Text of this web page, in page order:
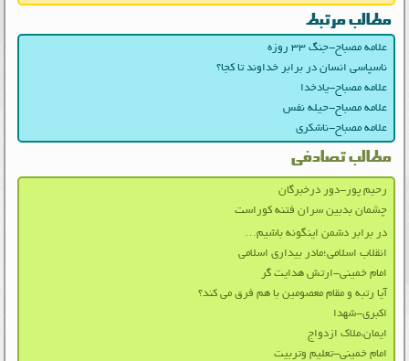
مطالب مرتبط
علامه مصباح-جنگ ۳۳ روزه
ناسپاسی انسان در برابر خداوند تا کجا؟
علامه مصباح-یادخدا
علامه مصباح-حیله نفس
علامه مصباح-ناشکری
مطالب تصادفی
رحیم پور-دور درخبرگان
چشمان بدبین سران فتنه کوراست
در برابر دشمن اینگونه باشیم…
انقلاب اسلامی؛مادر بیداری اسلامی
امام خمینی-ارتش هدایت گر
آیا رتبه و مقام معصومین با هم فرق می کند؟
اکبری-شهدا
ایمان،ملاک ازدواج
امام خمینی-تعلیم وتربیت